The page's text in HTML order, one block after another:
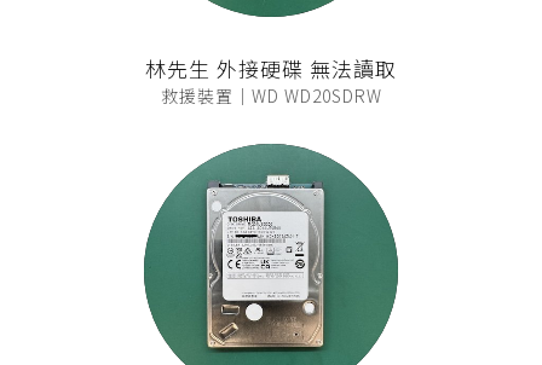
林先生 外接硬碟 無法讀取
救援裝置｜WD WD20SDRW